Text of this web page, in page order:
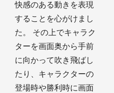
快感のある動きを表現
することを心がけまし
た。 その上でキャラク
ターを画面奥から手前
に向かって吹き飛ばし
たり、キャラクターの
登場時や勝利時に画面